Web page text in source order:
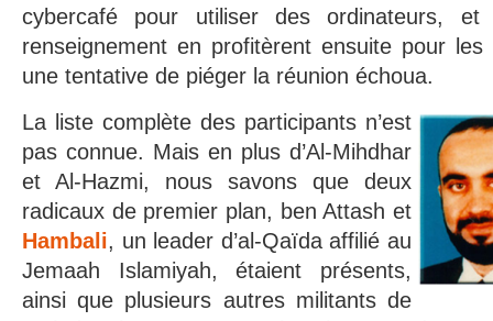
cybercafé pour utiliser des ordinateurs, et
renseignement en profitèrent ensuite pour les
une tentative de piéger la réunion échoua.
La liste complète des participants n’est
pas connue. Mais en plus d’Al-Mihdhar
et Al-Hazmi, nous savons que deux
radicaux de premier plan, ben Attash et
Hambali, un leader d’al-Qaïda affilié au
Jemaah Islamiyah, étaient présents,
ainsi que plusieurs autres militants de